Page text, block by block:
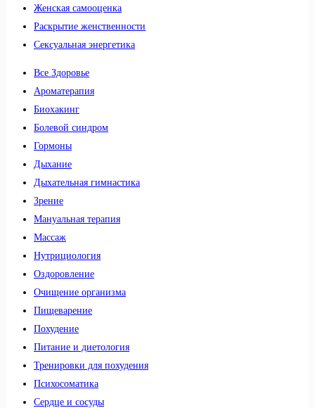
Женская самооценка
Раскрытие женственности
Сексуальная энергетика
Все Здоровье
Ароматерапия
Биохакинг
Болевой синдром
Гормоны
Дыхание
Дыхательная гимнастика
Зрение
Мануальная терапия
Массаж
Нутрициология
Оздоровление
Очищение организма
Пищеварение
Похудение
Питание и диетология
Тренировки для похудения
Психосоматика
Сердце и сосуды